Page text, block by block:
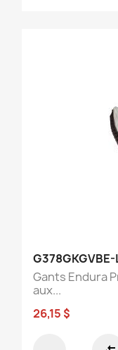
G378GKGVBE-
Gants Endura
aux...
26,15 $